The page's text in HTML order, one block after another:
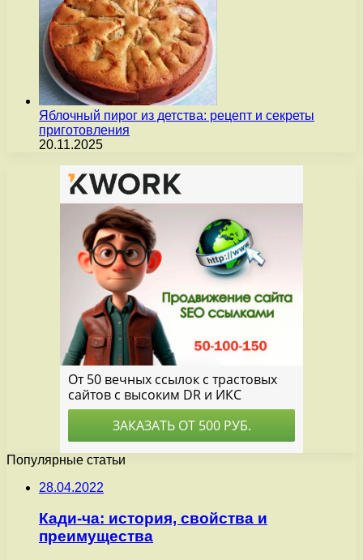
Яблочный пирог из детства: рецепт и секреты
приготовления
20.11.2025
Популярные статьи
28.04.2022
Кади-ча: история, свойства и
преимущества